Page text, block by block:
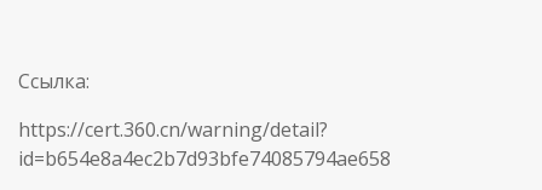
Ссылка:
https://cert.360.cn/warning/detail?
id=b654e8a4ec2b7d93bfe74085794ae658